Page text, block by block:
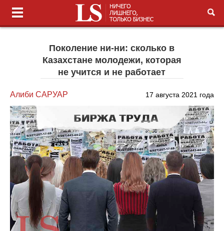
Поколение ни-ни: сколько в
Казахстане молодежи, которая
не учится и не работает
Алиби САРУАР 17 августа 2021 года